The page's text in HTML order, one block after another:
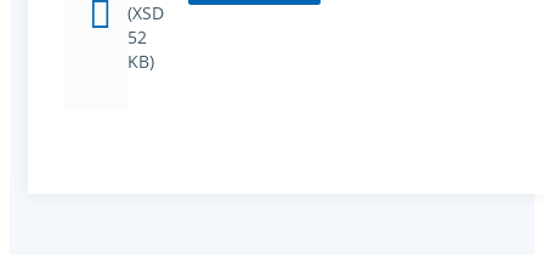
(XSD
52
KB)